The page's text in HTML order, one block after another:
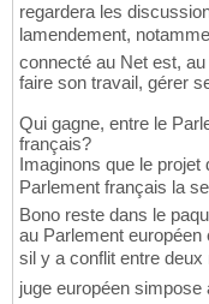
regardera les
lamendement,
connecté au Net est,
faire son travail, gérer
Qui gagne, entre le
français?
Imaginons que le projet
Parlement français la
Bono reste dans le
au Parlement
sil y a conflit entre deux
juge européen